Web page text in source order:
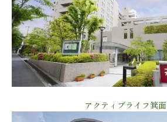
アクティブライフ箕面